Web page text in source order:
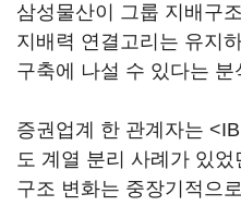
삼성물산이 그룹 지배구
지배력 연결고리는 유지
구축에 나설 수 있다는 분
증권업계 한 관계자는
도 계열 분리 사례가 있
구조 변화는 중장기적으